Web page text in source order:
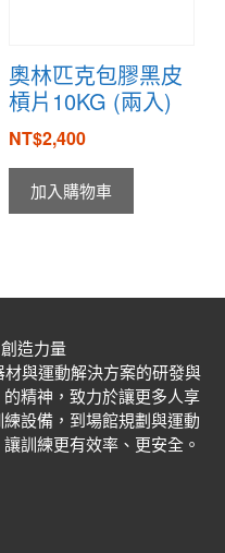
奧林匹克包膠黑皮
槓片10KG (兩入)
NT$2,400
加入購物車
造力量
與運動解決方案的研發與
精神，致力於讓更多人享
設備，到場館規劃與運動
訓練更有效率、更安全。